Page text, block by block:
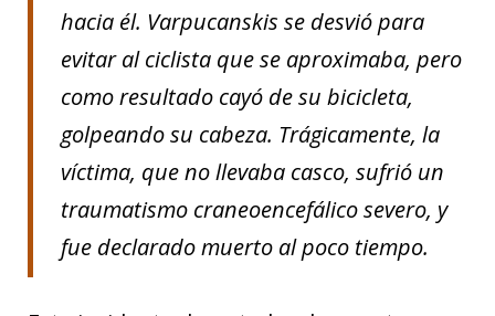
hacia él. Varpucanskis se desvió para
evitar al ciclista que se aproximaba, pero
como resultado cayó de su bicicleta,
golpeando su cabeza. Trágicamente, la
víctima, que no llevaba casco, sufrió un
traumatismo craneoencefálico severo, y
fue declarado muerto al poco tiempo.